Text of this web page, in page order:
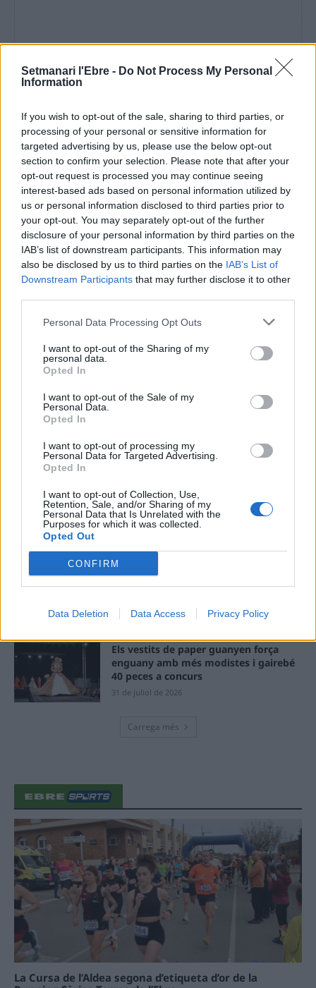
Setmanari l'Ebre - Do Not Process My Personal
Information
If you wish to opt-out of the sale, sharing to third parties, or
processing of your personal or sensitive information for
targeted advertising by us, please use the below opt-out
section to confirm your selection. Please note that after your
opt-out request is processed you may continue seeing
interest-based ads based on personal information utilized by
us or personal information disclosed to third parties prior to
your opt-out. You may separately opt-out of the further
disclosure of your personal information by third parties on the
IAB’s list of downstream participants. This information may
also be disclosed by us to third parties on the IAB’s List of
Downstream Participants that may further disclose it to other
Personal Data Processing Opt Outs
I want to opt-out of the Sharing of my
personal data.
Opted In
I want to opt-out of the Sale of my
Personal Data.
Opted In
I want to opt-out of processing my
Personal Data for Targeted Advertising.
Opted In
I want to opt-out of Collection, Use,
Retention, Sale, and/or Sharing of my
Personal Data that Is Unrelated with the
Purposes for which it was collected.
Opted Out
CONFIRM
Data Deletion Data Access Privacy Policy
Deseu el meu nom, el correu electrònic i el lloc web en
aquest navegador per a la propera vegada que comenti.
ÚLTIMES NOTÍCIES
L’Observatori de l’Ebre lidera de nou la
recerca sobre l’astre rei en el segon
termini de les obres de l’aparcament
dels terrenys de Renfe per les altes
temperatures
Amposta recupera les Cases del Castell
i culmina un projecte estratègic que
vincula patrimoni, turisme i
6 d'agost de 2026
Els vestits de paper guanyen força
enguany amb més modistes i gairebé
40 peces a concurs
31 de juliol de 2026
Carrega més
La Cursa de l’Aldea segona d’etiqueta d’or de la